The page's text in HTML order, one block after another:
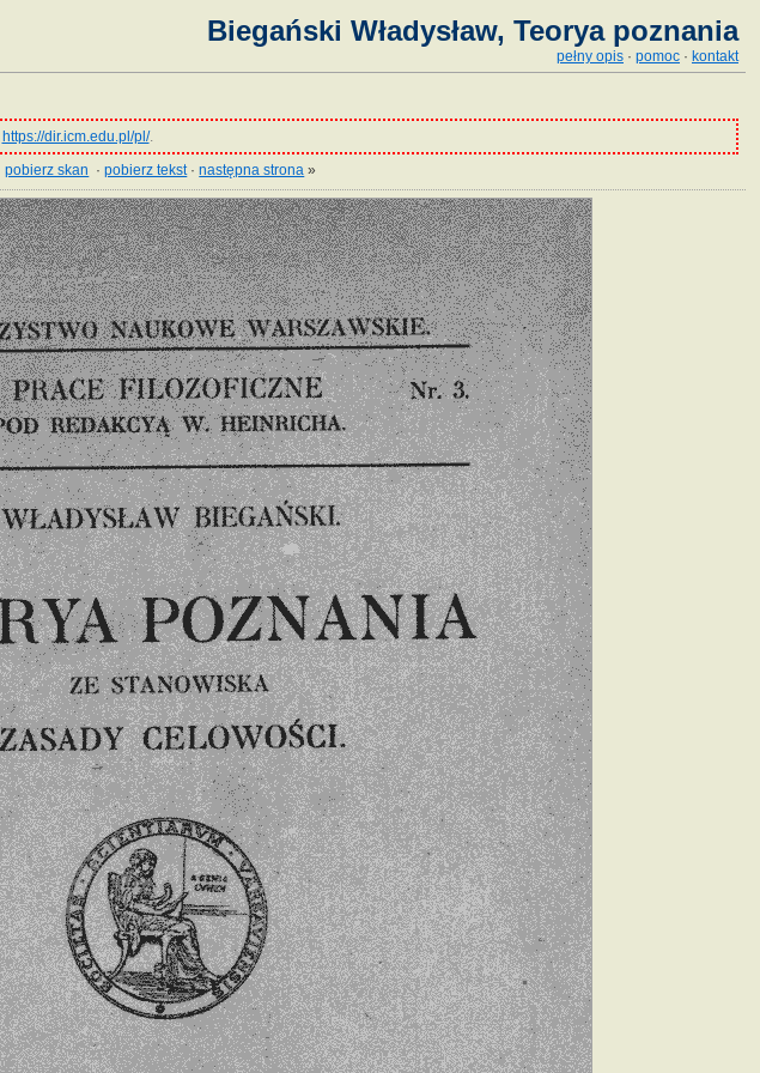
Biegański Władysław, Teorya poznania
pełny opis · pomoc · kontakt
https://dir.icm.edu.pl/pl/.
pobierz skan ·pobierz tekst·następna strona »